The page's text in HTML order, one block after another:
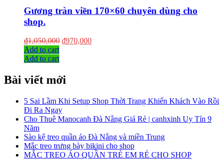
Gương tràn viền 170×60 chuyên dùng cho
shop.
₫1,050,000 ₫970,000
Add to cart
Add to cart
Bài viết mới
5 Sai Lầm Khi Setup Shop Thời Trang Khiến Khách Vào Rồi
Đi Ra Ngay
Cho Thuê Manocanh Đà Nẵng Giá Rẻ | canhxinh Uy Tín 9
Năm
Sào kệ treo quần áo Đà Nẵng và miền Trung
Mắc treo trưng bày bikini cho shop
MẮC TREO ÁO QUẦN TRẺ EM RẺ CHO SHOP